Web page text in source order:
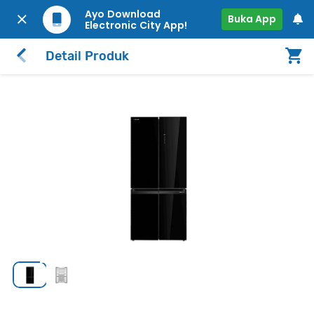
Ayo Download
Electronic City App!
Buka App
Detail Produk